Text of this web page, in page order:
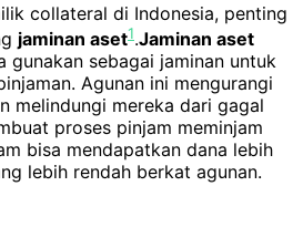
collateral di Indonesia, penting
jaminan aset1.Jaminan aset
gunakan sebagai jaminan untuk
Agunan ini mengurangi
melindungi mereka dari gagal
proses pinjam meminjam
bisa mendapatkan dana lebih
lebih rendah berkat agunan.